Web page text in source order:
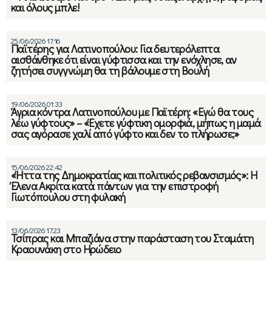
και όλους μπλε!
25/06/2026 17:16
Παϊτέρης για Λατινοπούλου: Για δευτερόλεπτα
αισθάνθηκε ότι είναι γύφτισσα και την ενόχλησε, αν
ζητήσει συγγνώμη θα τη βάλουμε στη Βουλή
19/06/2026 01:33
Άγρια κόντρα Λατινοπούλου με Παϊτέρη: «Εγώ θα τους
λέω γύφτους» – «Έχετε γύφτικη ομορφιά, μήπως η μαμά
σας αγόρασε χαλί από γύφτο και δεν το πλήρωσε;»
15/06/2026 22:42
«Ήττα της Δημοκρατίας και πολιτικός ρεβανσισμός»: Η
Έλενα Ακρίτα κατά πάντων για την επιστροφή
Γιωτόπουλου στη φυλακή
13/06/2026 17:23
Τσίπρας και Μπαζιάνα στην παράσταση του Σταμάτη
Κραουνάκη στο Ηρώδειο